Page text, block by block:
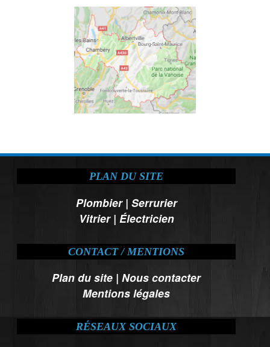
PLAN DU SITE
Plombier| Serrurier
Vitrier| Électricien
CONTACT / MENTIONS
Plan du site |Nous contacter
Mentions légales
RÉSEAUX SOCIAUX